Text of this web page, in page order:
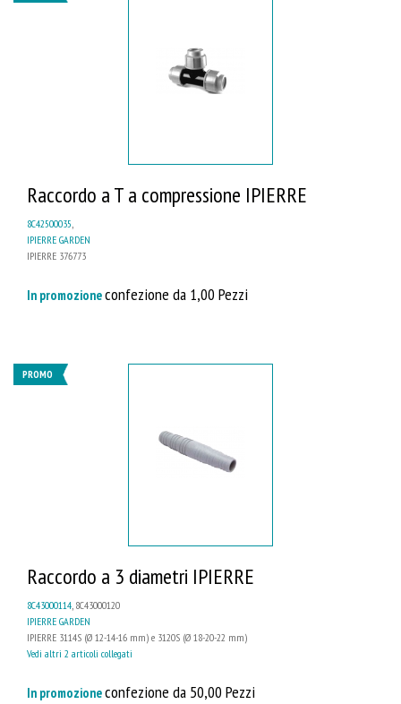
Raccordo a T a compressione IPIERRE
8C42500035
IPIERRE GARDEN
IPIERRE 376773
In promozioneconfezione da 1,00 Pezzi
PROMO
Raccordo a 3 diametri IPIERRE
8C43000114, 8C43000120
IPIERRE GARDEN
IPIERRE 3114S (Ø 12-14-16 mm) e 3120S (Ø 18-20-22 mm)
Vedi altri 2 articoli collegati
In promozioneconfezione da 50,00 Pezzi